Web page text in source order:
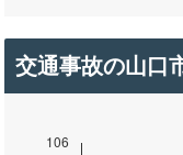
交通事故の山口